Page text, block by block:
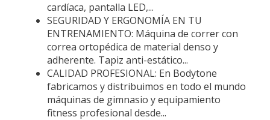
cardíaca, pantalla LED,...
SEGURIDAD Y ERGONOMÍA EN TU
ENTRENAMIENTO: Máquina de correr con
correa ortopédica de material denso y
adherente. Tapiz anti-estático...
CALIDAD PROFESIONAL: En Bodytone
fabricamos y distribuimos en todo el mundo
máquinas de gimnasio y equipamiento
fitness profesional desde...